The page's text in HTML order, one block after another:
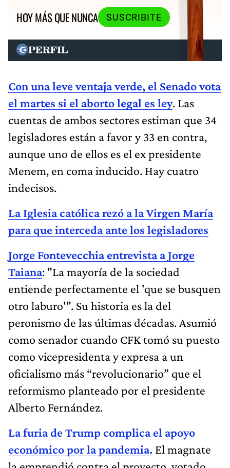
HOY MÁS QUE NUNCA
SUSCRIBITE
Con una leve ventaja verde, el Senado vota
el martes si el aborto legal es ley. Las
cuentas de ambos sectores estiman que 34
legisladores están a favor y 33 en contra,
aunque uno de ellos es el ex presidente
Menem, en coma inducido. Hay cuatro
indecisos.
La Iglesia católica rezó a la Virgen María
para que interceda ante los legisladores
Jorge Fontevecchia entrevista a Jorge
Taiana: "La mayoría de la sociedad
entiende perfectamente el 'que se busquen
otro laburo'". Su historia es la del
peronismo de las últimas décadas. Asumió
como senador cuando CFK tomó su puesto
como vicepresidenta y expresa a un
oficialismo más “revolucionario” que el
reformismo planteado por el presidente
Alberto Fernández.
La furia de Trump complica el apoyo
económico por la pandemia. El magnate